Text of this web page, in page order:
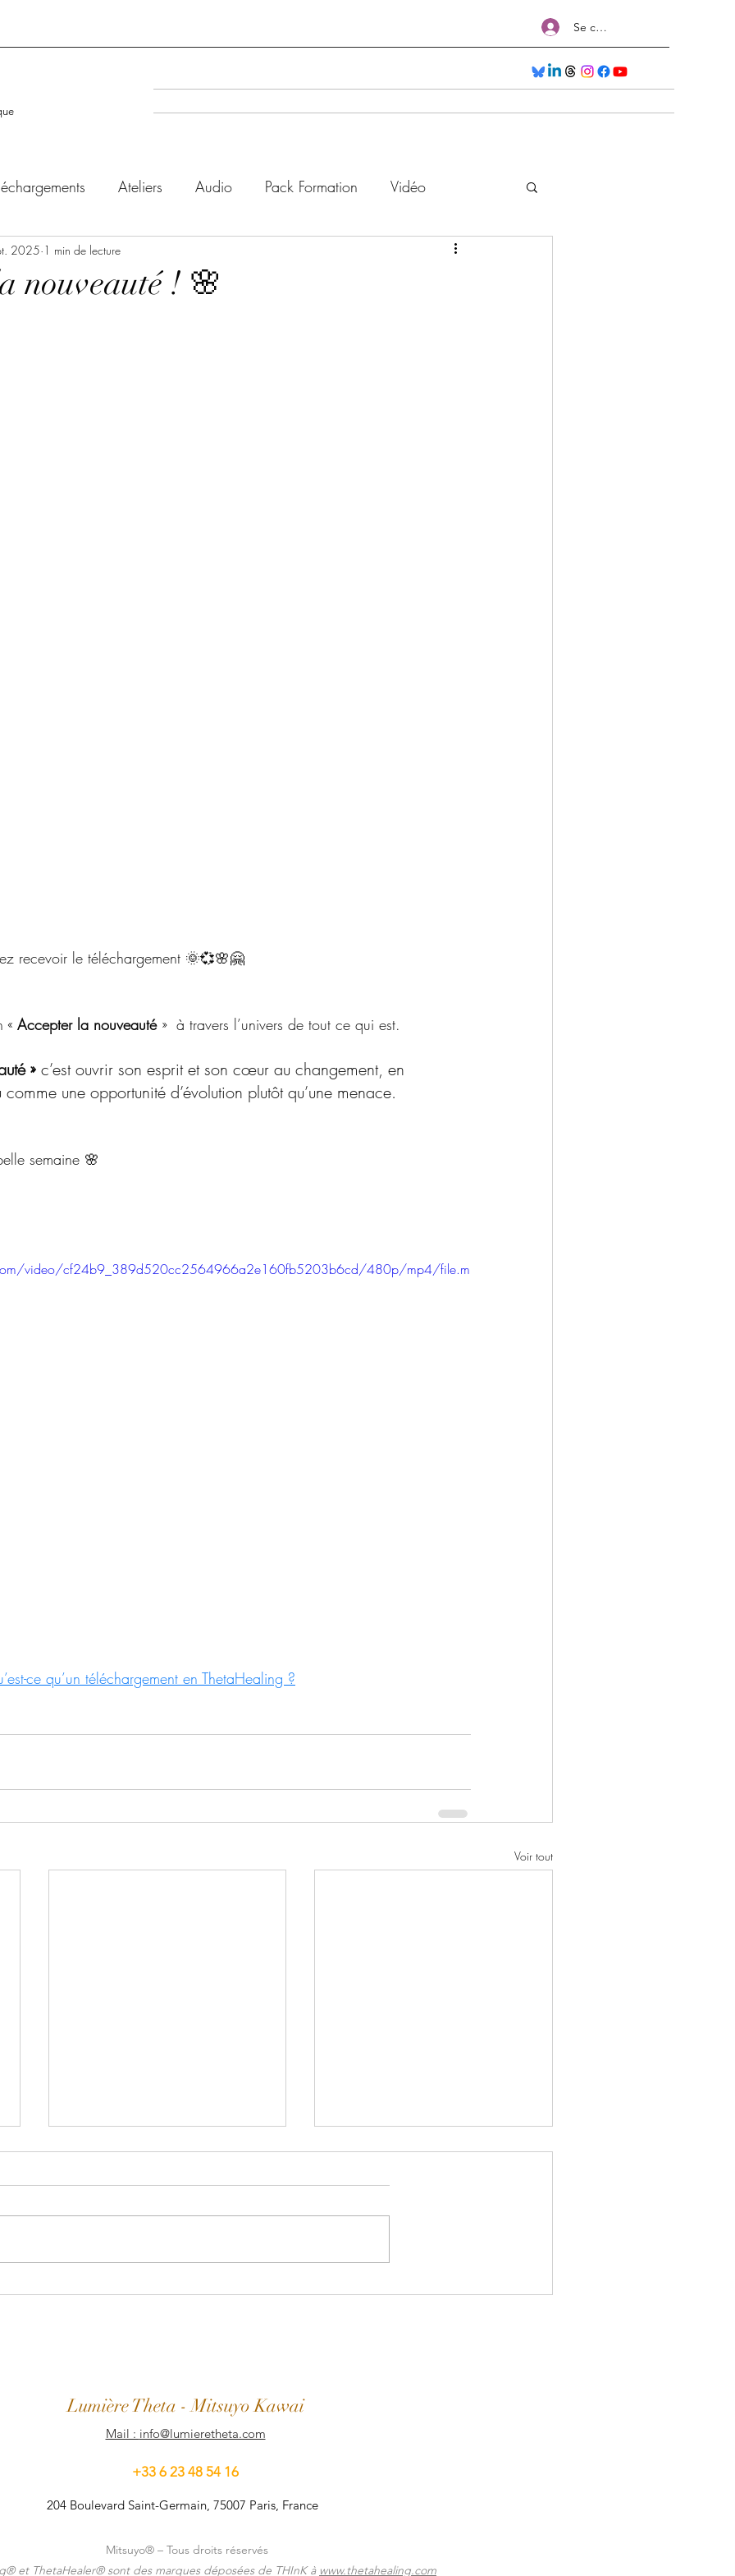
Se connecter
Ateliers Audio Pack Formation Vidéo
nouveauté ! 🌸
2025 1 min de lecture
recevoir le téléchargement 🌞💞🌸🤗
« Accepter la nouveauté »  à travers l’univers de tout ce qui est.
» c’est ouvrir son esprit et son cœur au changement, en
une opportunité d’évolution plutôt qu’une menace.
semaine 🌸
video/cf24b9_389d520cc2564966a2e160fb5203b6cd/480p/mp4/file.m
ce qu’un téléchargement en ThetaHealing ?
Voir tout
🎥 Minute Holistique 13
LumièreTheta - Mitsuyo Kawai
Mail : info@lumieretheta.com
+33 6 23 48 54 16
204 Boulevard Saint-Germain, 75007 Paris, France
Mitsuyo® – Tous droits réservés
et ThetaHealer® sont des marques déposées de THInK à www.thetahealing.com